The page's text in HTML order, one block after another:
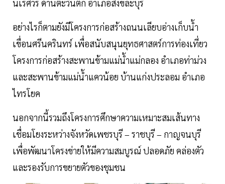
นเรศวร ด้านตะวันตก อำเภอสังขละบุรี
อย่างไรก็ตามยังมีโครงการก่อสร้างถนนเลียบอ่างเก็บน้ำ
เขื่อนศรีนครินทร์ เพื่อสนับสนุนยุทธศาสตร์การท่องเที่ยว
โครงการก่อสร้างสะพานข้ามแม่น้ำแม่กลอง อำเภอท่าม่วง
และสะพานข้ามแม่น้ำแควน้อย บ้านแก่งประลอม อำเภอ
ไทรโยค
นอกจากนี้รวมถึงโครงการศึกษาความเหมาะสมเส้นทาง
เชื่อมโยงระหว่างจังหวัดเพชรบุรี – ราชบุรี – กาญจนบุรี
เพื่อพัฒนาโครงข่ายให้มีความสมบูรณ์ ปลอดภัย คล่องตัว
และรองรับการขยายตัวของชุมชน